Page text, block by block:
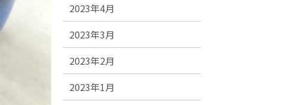
2023年4月
2023年3月
2023年2月
2023年1月